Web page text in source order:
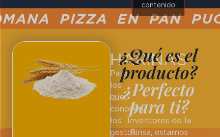
contenido
PIZZA EN PAN
HARINAS
Para
los
que
conocen
los
gestos
¿Qué es el
producto?
¿Perfecto
para ti?
Inventores de la
Pinsa, estamos